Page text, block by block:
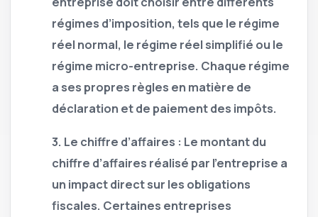
régimes d’imposition, tels que le régime
réel normal, le régime réel simplifié ou le
régime micro-entreprise. Chaque régime
a ses propres règles en matière de
déclaration et de paiement des impôts.
3. Le chiffre d’affaires : Le montant du
chiffre d’affaires réalisé par l’entreprise a
un impact direct sur les obligations
fiscales. Certaines entreprises